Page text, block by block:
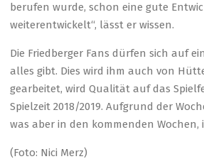
berufen wurde, schon eine gute
weiterentwickelt“, lässt er wissen.
Die Friedberger Fans dürfen sich auf
alles gibt. Dies wird ihm auch von
gearbeitet, wird Qualität auf das
Spielzeit 2018/2019. Aufgrund der
was aber in den kommenden
(Foto: Nici Merz)